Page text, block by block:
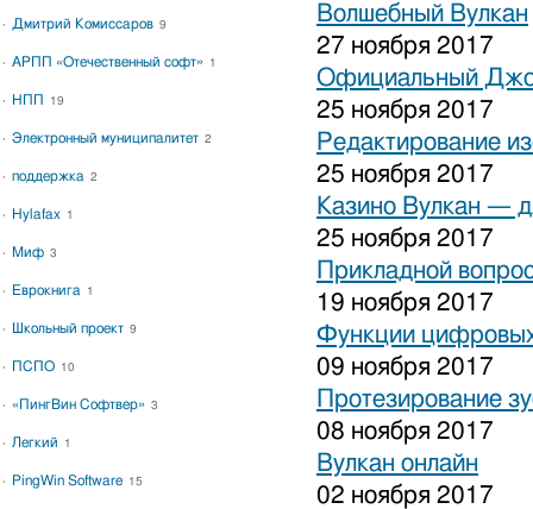
Волшебный Вулкан
27 ноября 2017
Официальный
25 ноября 2017
Редактирование
25 ноября 2017
Казино Вулкан —
25 ноября 2017
Прикладной
19 ноября 2017
Функции
09 ноября 2017
Протезирование
08 ноября 2017
Вулкан онлайн
02 ноября 2017
Дмитрий Комиссаров 9
АРПП «Отечественный софт» 1
НПП 19
Электронный муниципалитет 2
поддержка 2
Hylafax 1
Миф 3
Еврокнига 1
Школьный проект 9
ПСПО 10
«ПингВин Софтвер» 3
Легкий 1
PingWin Software 15